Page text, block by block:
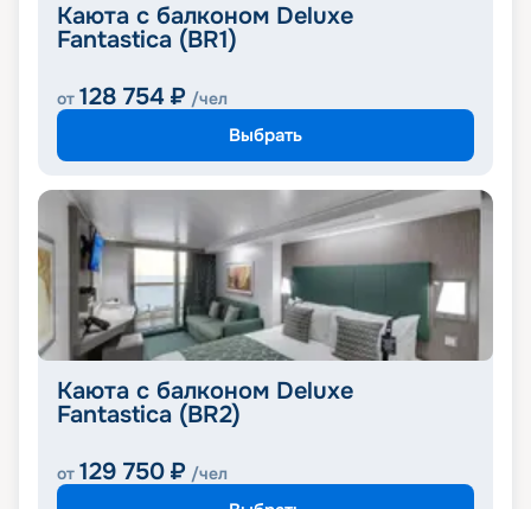
Каюта с балконом Deluxe
Fantastica (BR1)
от 128 754 ₽ /чел
Выбрать
Каюта с балконом Deluxe
Fantastica (BR2)
от 129 750 ₽ /чел